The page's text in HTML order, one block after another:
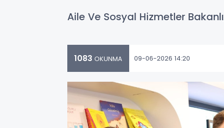
Aile Ve Sosyal Hizmetler
1083 OKUNMA 09-06-2026 14:20